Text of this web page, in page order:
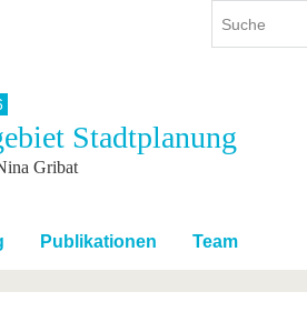
International
Internationales Profil
Mit der BTU ins Ausland
Für internationale
Studierende
Stadtplanung
Gribat
Publikationen Team